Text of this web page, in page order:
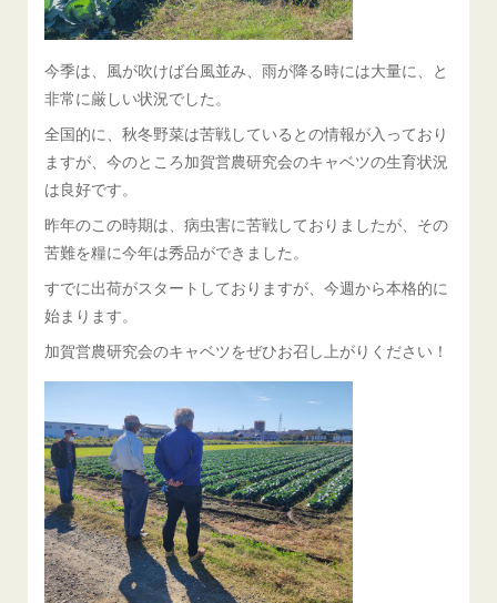
今季は、風が吹けば台風並み、雨が降る時には大量に、と
非常に厳しい状況でした。
全国的に、秋冬野菜は苦戦しているとの情報が入っており
ますが、今のところ加賀営農研究会のキャベツの生育状況
は良好です。
昨年のこの時期は、病虫害に苦戦しておりましたが、その
苦難を糧に今年は秀品ができました。
すでに出荷がスタートしておりますが、今週から本格的に
始まります。
加賀営農研究会のキャベツをぜひお召し上がりください！